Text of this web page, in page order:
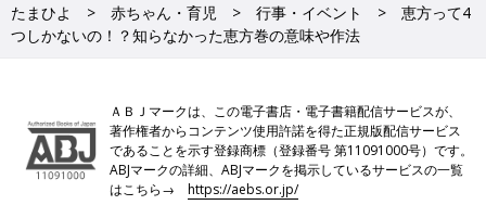
たまひよ 赤ちゃん・育児 行事・イベント
恵方って4
つしかないの！？知らなかった恵方巻の意味や作法
ＡＢＪマークは、この電子書店・電子書籍配信サービスが、
著作権者からコンテンツ使用許諾を得た正規版配信サービス
であることを示す登録商標（登録番号 第11091000号）です。
ABJマークの詳細、ABJマークを掲示しているサービスの一覧
はこちら→https://aebs.or.jp/